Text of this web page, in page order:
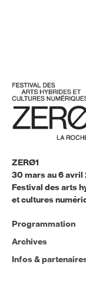
ZERØ1
30 mars au 6
Festival des arts
et cultures
Programmation
Archives
Infos &